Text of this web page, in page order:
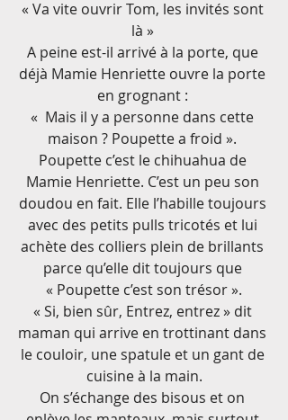
« Va vite ouvrir Tom, les invités sont
là »
A peine est-il arrivé à la porte, que
déjà Mamie Henriette ouvre la porte
en grognant :
«  Mais il y a personne dans cette
maison ? Poupette a froid ».
Poupette c’est le chihuahua de
Mamie Henriette. C’est un peu son
doudou en fait. Elle l’habille toujours
avec des petits pulls tricotés et lui
achète des colliers plein de brillants
parce qu’elle dit toujours que
« Poupette c’est son trésor ».
« Si, bien sûr, Entrez, entrez » dit
maman qui arrive en trottinant dans
le couloir, une spatule et un gant de
cuisine à la main.
On s’échange des bisous et on